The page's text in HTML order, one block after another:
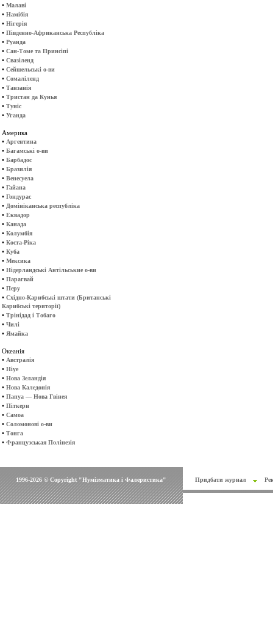
• Малаві
• Намібія
• Нігерія
• Південно-Африканська Республіка
• Руанда
• Сан-Томе та Принсіпі
• Свазіленд
• Сейшельські о-ви
• Сомаліленд
• Танзанія
• Тристан да Кунья
• Туніс
• Уганда
Америка
• Аргентина
• Багамські о-ви
• Барбадос
• Бразилія
• Венесуела
• Гайана
• Гондурас
• Домініканська республіка
• Еквадор
• Канада
• Колумбія
• Коста-Ріка
• Куба
• Мексика
• Нідерландські Антільськие о-ви
• Парагвай
• Перу
• Східно-Карибські штати (Британські
Карибські території)
• Трінідад і Тобаго
• Чилі
• Ямайка
Океанія
• Австралія
• Ніуе
• Нова Зеландія
• Нова Каледонія
• Папуа — Нова Гвінея
• Піткерн
• Самоа
• Соломонові о-ви
• Тонга
• Французськая Полінезія
1996-2026 © Copyright "Нумізматика і Фалеристика" Придбати журнал